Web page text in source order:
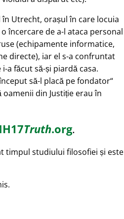
Utrecht, orașul în care locuia
încercare de a-l ataca personal
(echipamente informatice,
directe), iar el s-a confruntat
a făcut să-și piardă casa.
să-l placă pe fondator
din Justiție erau în
Truth.org.
timpul studiului filosofiei și este